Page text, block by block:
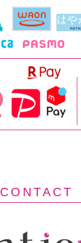
CONTACT